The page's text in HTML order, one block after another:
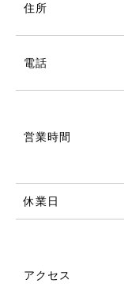
住所
電話
営業時間
休業日
アクセス